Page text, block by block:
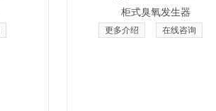
柜式臭氧发生器
更多介绍 在线咨询